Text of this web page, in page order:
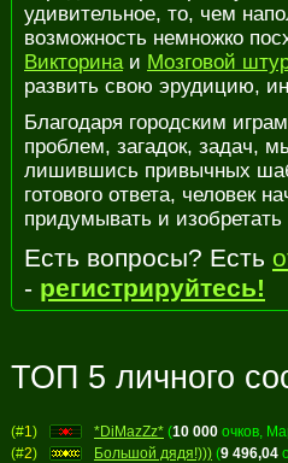
удивительное, то, чем
возможность немножко
Викторинаи Мозговой
развить свою эрудицию,
Благодаря городским
проблем, загадок, задач,
лишившись привычных
готового ответа, человек
придумывать и
Есть вопросы? Есть
- регистрируйтесь!
ТОП 5 личного
(#1) *DiMazZz* (10 000 очков,
(#2) Большой дядя!))) (9 496,04